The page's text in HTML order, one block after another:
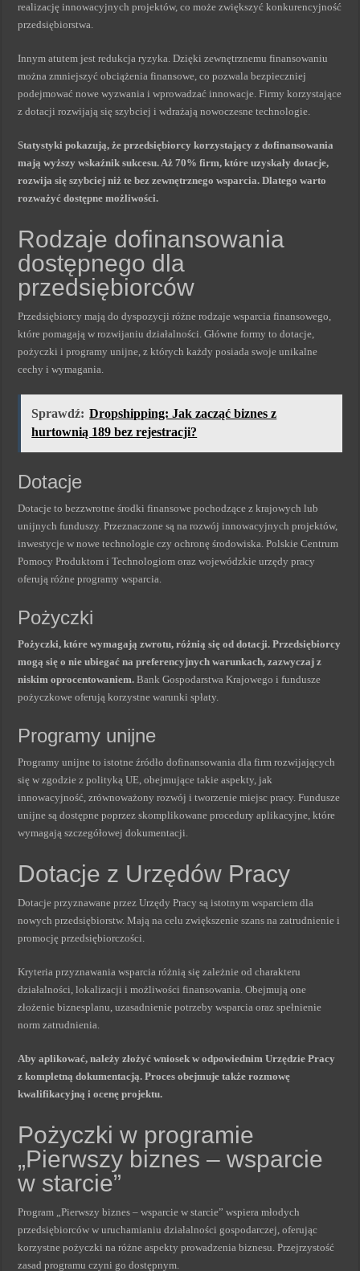
realizację innowacyjnych projektów, co może zwiększyć konkurencyjność
przedsiębiorstwa.
Innym atutem jest redukcja ryzyka. Dzięki zewnętrznemu finansowaniu
można zmniejszyć obciążenia finansowe, co pozwala bezpieczniej
podejmować nowe wyzwania i wprowadzać innowacje. Firmy korzystające
z dotacji rozwijają się szybciej i wdrażają nowoczesne technologie.
Statystyki pokazują, że przedsiębiorcy korzystający z dofinansowania
mają wyższy wskaźnik sukcesu. Aż 70% firm, które uzyskały dotacje,
rozwija się szybciej niż te bez zewnętrznego wsparcia. Dlatego warto
rozważyć dostępne możliwości.
Rodzaje dofinansowania
dostępnego dla
przedsiębiorców
Przedsiębiorcy mają do dyspozycji różne rodzaje wsparcia finansowego,
które pomagają w rozwijaniu działalności. Główne formy to dotacje,
pożyczki i programy unijne, z których każdy posiada swoje unikalne
cechy i wymagania.
Sprawdź: Dropshipping: Jak zacząć biznes z
hurtownią 189 bez rejestracji?
Dotacje
Dotacje to bezzwrotne środki finansowe pochodzące z krajowych lub
unijnych funduszy. Przeznaczone są na rozwój innowacyjnych projektów,
inwestycje w nowe technologie czy ochronę środowiska. Polskie Centrum
Pomocy Produktom i Technologiom oraz wojewódzkie urzędy pracy
oferują różne programy wsparcia.
Pożyczki
Pożyczki, które wymagają zwrotu, różnią się od dotacji. Przedsiębiorcy
mogą się o nie ubiegać na preferencyjnych warunkach, zazwyczaj z
niskim oprocentowaniem. Bank Gospodarstwa Krajowego i fundusze
pożyczkowe oferują korzystne warunki spłaty.
Programy unijne
Programy unijne to istotne źródło dofinansowania dla firm rozwijających
się w zgodzie z polityką UE, obejmujące takie aspekty, jak
innowacyjność, zrównoważony rozwój i tworzenie miejsc pracy. Fundusze
unijne są dostępne poprzez skomplikowane procedury aplikacyjne, które
wymagają szczegółowej dokumentacji.
Dotacje z Urzędów Pracy
Dotacje przyznawane przez Urzędy Pracy są istotnym wsparciem dla
nowych przedsiębiorstw. Mają na celu zwiększenie szans na zatrudnienie i
promocję przedsiębiorczości.
Kryteria przyznawania wsparcia różnią się zależnie od charakteru
działalności, lokalizacji i możliwości finansowania. Obejmują one
złożenie biznesplanu, uzasadnienie potrzeby wsparcia oraz spełnienie
norm zatrudnienia.
Aby aplikować, należy złożyć wniosek w odpowiednim Urzędzie Pracy
z kompletną dokumentacją. Proces obejmuje także rozmowę
kwalifikacyjną i ocenę projektu.
Pożyczki w programie
„Pierwszy biznes – wsparcie
w starcie”
Program „Pierwszy biznes – wsparcie w starcie” wspiera młodych
przedsiębiorców w uruchamianiu działalności gospodarczej, oferując
korzystne pożyczki na różne aspekty prowadzenia biznesu. Przejrzystość
zasad programu czyni go dostępnym.